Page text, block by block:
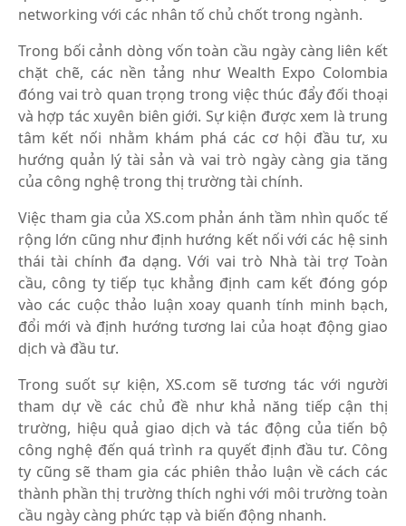
networking với các nhân tố chủ chốt trong ngành.
Trong bối cảnh dòng vốn toàn cầu ngày càng liên kết
chặt chẽ, các nền tảng như Wealth Expo Colombia
đóng vai trò quan trọng trong việc thúc đẩy đối thoại
và hợp tác xuyên biên giới. Sự kiện được xem là trung
tâm kết nối nhằm khám phá các cơ hội đầu tư, xu
hướng quản lý tài sản và vai trò ngày càng gia tăng
của công nghệ trong thị trường tài chính.
Việc tham gia của XS.com phản ánh tầm nhìn quốc tế
rộng lớn cũng như định hướng kết nối với các hệ sinh
thái tài chính đa dạng. Với vai trò Nhà tài trợ Toàn
cầu, công ty tiếp tục khẳng định cam kết đóng góp
vào các cuộc thảo luận xoay quanh tính minh bạch,
đổi mới và định hướng tương lai của hoạt động giao
dịch và đầu tư.
Trong suốt sự kiện, XS.com sẽ tương tác với người
tham dự về các chủ đề như khả năng tiếp cận thị
trường, hiệu quả giao dịch và tác động của tiến bộ
công nghệ đến quá trình ra quyết định đầu tư. Công
ty cũng sẽ tham gia các phiên thảo luận về cách các
thành phần thị trường thích nghi với môi trường toàn
cầu ngày càng phức tạp và biến động nhanh.